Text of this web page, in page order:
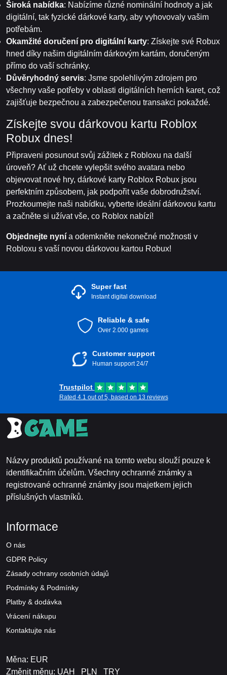
Široká nabídka: Nabízíme různé nominální hodnoty a jak
digitální, tak fyzické dárkové karty, aby vyhovovaly vašim
potřebám.
Okamžité doručení pro digitální karty: Získejte své Robux
hned díky našim digitálním dárkovým kartám, doručeným
přímo do vaší schránky.
Důvěryhodný servis: Jsme spolehlivým zdrojem pro
všechny vaše potřeby v oblasti digitálních herních karet, což
zajišťuje bezpečnou a zabezpečenou transakci pokaždé.
Získejte svou dárkovou kartu Roblox
Robux dnes!
Připraveni posunout svůj zážitek z Robloxu na další
úroveň? Ať už chcete vylepšit svého avatara nebo
objevovat nové hry, dárkové karty Roblox Robux jsou
perfektním způsobem, jak podpořit vaše dobrodružství.
Prozkoumejte naši nabídku, vyberte ideální dárkovou kartu
a začněte si užívat vše, co Roblox nabízí!
Objednejte nyní a odemkněte nekonečné možnosti v
Robloxu s vaší novou dárkovou kartou Robux!
Super fast
Instant digital download
Reliable & safe
Over 2.000 games
Customer support
Human support 24/7
Trustpilot
Rated 4.1 out of 5, based on 13 reviews
Názvy produktů používané na tomto webu slouží pouze k
identifikačním účelům. Všechny ochranné známky a
registrované ochranné známky jsou majetkem jejich
příslušných vlastníků.
Informace
O nás
GDPR Policy
Zásady ochrany osobních údajů
Podmínky & Podmínky
Platby & dodávka
Vrácení nákupu
Kontaktujte nás
Měna: EUR
Změnit měnu: UAH PLN TRY